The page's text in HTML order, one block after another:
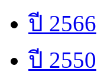
ปี 2566
ปี 2550